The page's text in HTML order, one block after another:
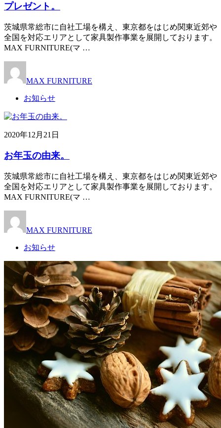
プレゼント。
茨城県常総市に自社工場を構え、東京都をはじめ関東近郊や
全国を対応エリアとして家具製作事業を展開しております。
MAX FURNITURE(マ …
MAX FURNITURE
お知らせ
2020年12月21日
お年玉の由来。
茨城県常総市に自社工場を構え、東京都をはじめ関東近郊や
全国を対応エリアとして家具製作事業を展開しております。
MAX FURNITURE(マ …
MAX FURNITURE
お知らせ